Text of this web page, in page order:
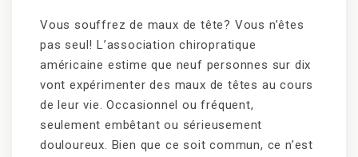
Vous souffrez de maux de tête? Vous n’êtes
pas seul! L’association chiropratique
américaine estime que neuf personnes sur dix
vont expérimenter des maux de têtes au cours
de leur vie. Occasionnel ou fréquent,
seulement embêtant ou sérieusement
douloureux. Bien que ce soit commun, ce n’est